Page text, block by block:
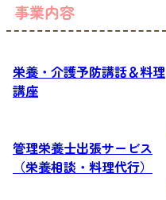
事業内容
栄養・介護予防講話＆料理
講座
管理栄養士出張サービス
（栄養相談・料理代行）